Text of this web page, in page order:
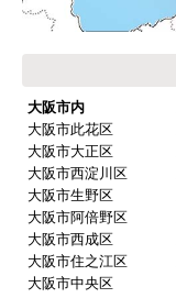
大阪市内
大阪市此花区
大阪市大正区
大阪市西淀川区
大阪市生野区
大阪市阿倍野区
大阪市西成区
大阪市住之江区
大阪市中央区